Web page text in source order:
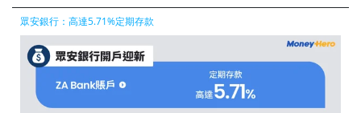
眾安銀行：高達5.71%定期存款